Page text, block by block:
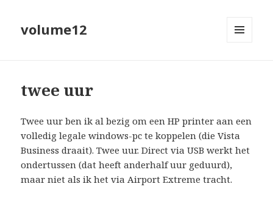
volume12
twee uur
Twee uur ben ik al bezig om een HP printer aan een
volledig legale windows-pc te koppelen (die Vista
Business draait). Twee uur. Direct via USB werkt het
ondertussen (dat heeft anderhalf uur geduurd),
maar niet als ik het via Airport Extreme tracht.